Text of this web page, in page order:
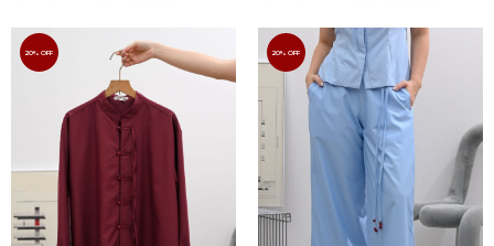
20% OFF 20% OFF